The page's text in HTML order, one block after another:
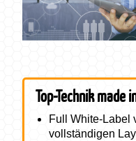
Top-Technik made
Full White-Label
vollständigen
Top-Technik made in